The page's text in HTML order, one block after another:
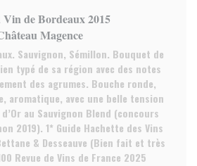
de Bordeaux 2015
Magence
Sauvignon, Sémillon. Bouquet de
typé de sa région avec des notes
des agrumes. Bouche ronde,
aromatique, avec une belle tension
au Sauvignon Blend (concours
2019). 1* Guide Hachette des Vins
& Desseauve (Bien fait et très
Revue de Vins de France 2025